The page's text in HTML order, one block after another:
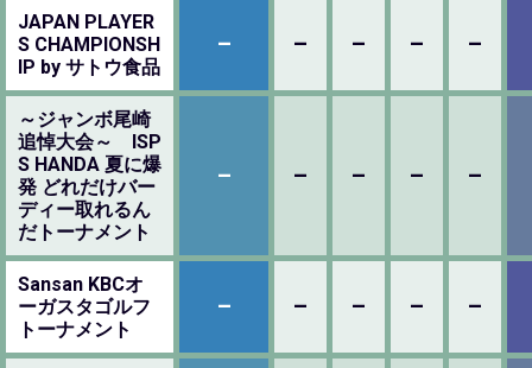
JAPAN PLAYER
S CHAMPIONSH
IP by サトウ食品
– – – – –
～ジャンボ尾崎
追悼大会～ ISP
S HANDA 夏に爆
発 どれだけバー
ディー取れるん
だトーナメント
– – – – –
Sansan KBCオ
ーガスタゴルフ
トーナメント
– – – – –